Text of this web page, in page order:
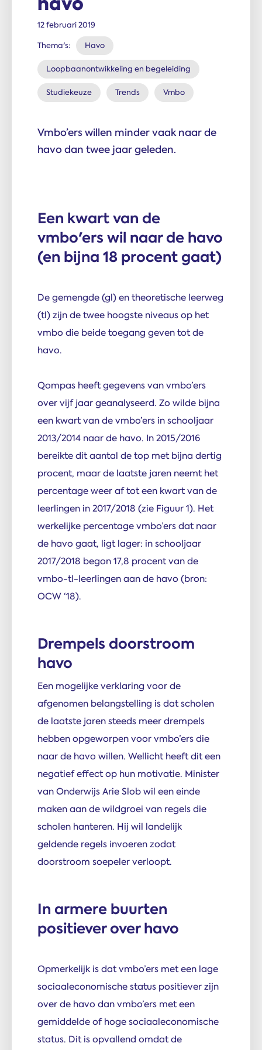
12 februari 2019
Thema's: Havo
Loopbaanontwikkeling en begeleiding
Studiekeuze Trends Vmbo
Vmbo’ers willen minder vaak naar de
havo dan twee jaar geleden.
Een kwart van de
vmbo'ers wil naar de havo
(en bijna 18 procent gaat)
De gemengde (gl) en theoretische leerweg
(tl) zijn de twee hoogste niveaus op het
vmbo die beide toegang geven tot de
havo.
Qompas heeft gegevens van vmbo’ers
over vijf jaar geanalyseerd. Zo wilde bijna
een kwart van de vmbo’ers in schooljaar
2013/2014 naar de havo. In 2015/2016
bereikte dit aantal de top met bijna dertig
procent, maar de laatste jaren neemt het
percentage weer af tot een kwart van de
leerlingen in 2017/2018 (zie Figuur 1). Het
werkelijke percentage vmbo’ers dat naar
de havo gaat, ligt lager: in schooljaar
2017/2018 begon 17,8 procent van de
vmbo-tl-leerlingen aan de havo (bron:
OCW ‘18).
Drempels doorstroom
havo
Een mogelijke verklaring voor de
afgenomen belangstelling is dat scholen
de laatste jaren steeds meer drempels
hebben opgeworpen voor vmbo’ers die
naar de havo willen. Wellicht heeft dit een
negatief effect op hun motivatie. Minister
van Onderwijs Arie Slob wil een einde
maken aan de wildgroei van regels die
scholen hanteren. Hij wil landelijk
geldende regels invoeren zodat
doorstroom soepeler verloopt.
In armere buurten
positiever over havo
Opmerkelijk is dat vmbo’ers met een lage
sociaaleconomische status positiever zijn
over de havo dan vmbo’ers met een
gemiddelde of hoge sociaaleconomische
status. Dit is opvallend omdat de